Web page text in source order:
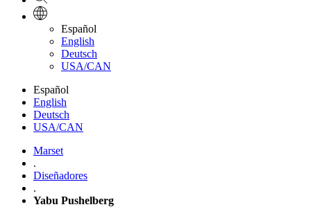
Español
English
Deutsch
USA/CAN
Español
English
Deutsch
USA/CAN
Marset
.
Diseñadores
.
Yabu Pushelberg